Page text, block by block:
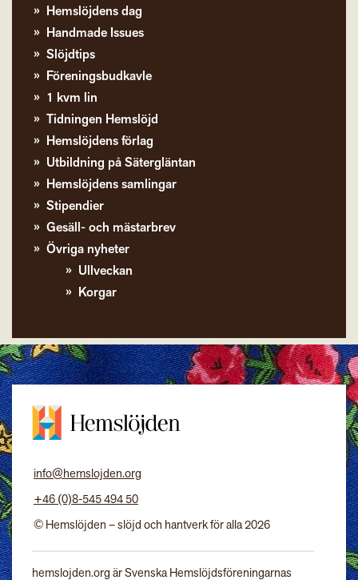
Hemslöjdens dag
Handmade Issues
Slöjdtips
Föreningsbudkavle
1 kvm lin
Tidningen Hemslöjd
Hemslöjdens förlag
Utbildning på Sätergläntan
Hemslöjdens samlingar
Stipendier
Gesäll- och mästarbrev
Övriga nyheter
Ullveckan
Korgar
info@hemslojden.org
+46 (0)8-545 494 50
© Hemslöjden – slöjd och hantverk för alla 2026
hemslojden.org är Svenska Hemslöjdsföreningarnas